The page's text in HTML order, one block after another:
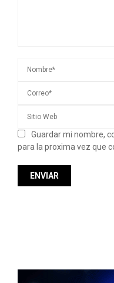
Guardar mi nombre,
para la proxima vez que